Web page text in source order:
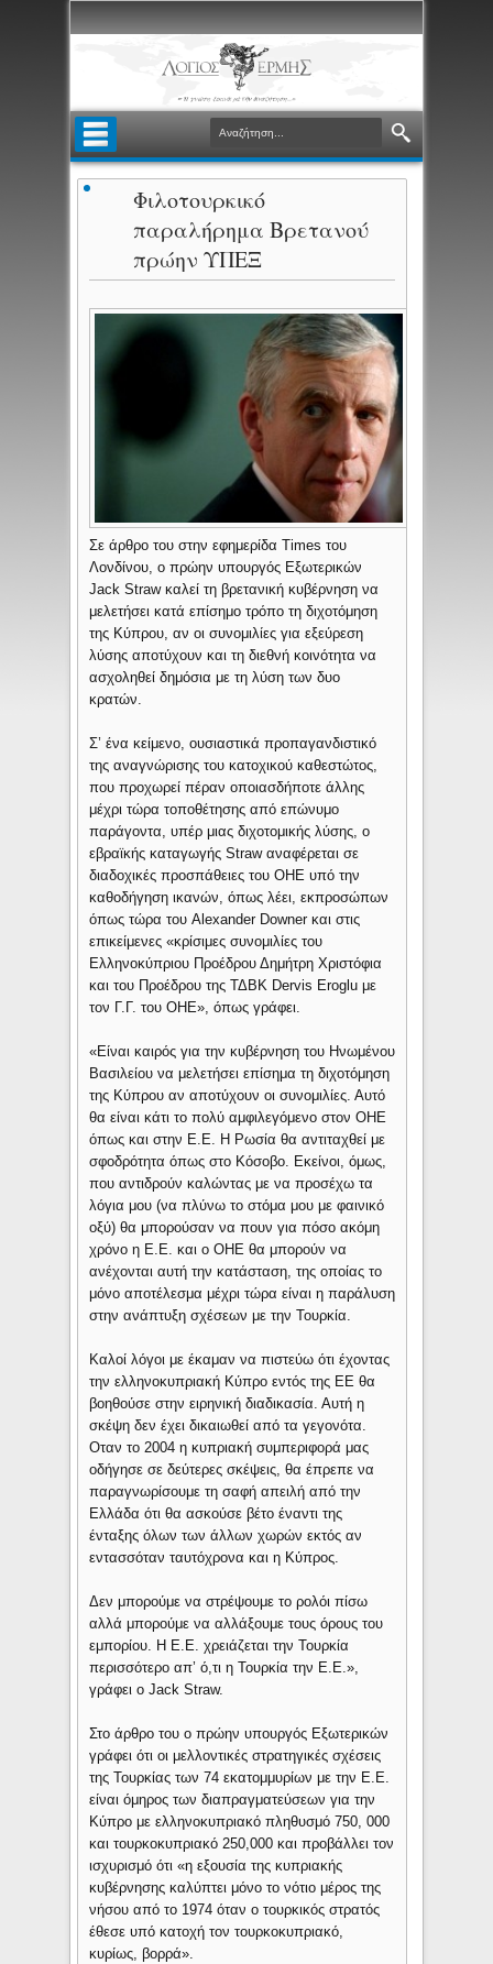
Φιλοτουρκικό
παραλήρημα Βρετανού
πρώην ΥΠΕΞ
Σε άρθρο του στην εφημερίδα Times του
Λονδίνου, ο πρώην υπουργός Εξωτερικών
Jack Straw καλεί τη βρετανική κυβέρνηση να
μελετήσει κατά επίσημο τρόπο τη διχοτόμηση
της Κύπρου, αν οι συνομιλίες για εξεύρεση
λύσης αποτύχουν και τη διεθνή κοινότητα να
ασχοληθεί δημόσια με τη λύση των δυο
κρατών.
Σ’ ένα κείμενο, ουσιαστικά προπαγανδιστικό
της αναγνώρισης του κατοχικού καθεστώτος,
που προχωρεί πέραν οποιασδήποτε άλλης
μέχρι τώρα τοποθέτησης από επώνυμο
παράγοντα, υπέρ μιας διχοτομικής λύσης, ο
εβραϊκής καταγωγής Straw αναφέρεται σε
διαδοχικές προσπάθειες του ΟΗΕ υπό την
καθοδήγηση ικανών, όπως λέει, εκπροσώπων
όπως τώρα του Alexander Downer και στις
επικείμενες «κρίσιμες συνομιλίες του
Ελληνοκύπριου Προέδρου Δημήτρη Χριστόφια
και του Προέδρου της ΤΔΒΚ Dervis Eroglu με
τον Γ.Γ. του ΟΗΕ», όπως γράφει.
«Είναι καιρός για την κυβέρνηση του Ηνωμένου
Βασιλείου να μελετήσει επίσημα τη διχοτόμηση
της Κύπρου αν αποτύχουν οι συνομιλίες. Αυτό
θα είναι κάτι το πολύ αμφιλεγόμενο στον ΟΗΕ
όπως και στην Ε.Ε. Η Ρωσία θα αντιταχθεί με
σφοδρότητα όπως στο Κόσοβο. Εκείνοι, όμως,
που αντιδρούν καλώντας με να προσέχω τα
λόγια μου (να πλύνω το στόμα μου με φαινικό
οξύ) θα μπορούσαν να πουν για πόσο ακόμη
χρόνο η Ε.Ε. και ο ΟΗΕ θα μπορούν να
ανέχονται αυτή την κατάσταση, της οποίας το
μόνο αποτέλεσμα μέχρι τώρα είναι η παράλυση
στην ανάπτυξη σχέσεων με την Τουρκία.
Καλοί λόγοι με έκαμαν να πιστεύω ότι έχοντας
την ελληνοκυπριακή Κύπρο εντός της ΕΕ θα
βοηθούσε στην ειρηνική διαδικασία. Αυτή η
σκέψη δεν έχει δικαιωθεί από τα γεγονότα.
Οταν το 2004 η κυπριακή συμπεριφορά μας
οδήγησε σε δεύτερες σκέψεις, θα έπρεπε να
παραγνωρίσουμε τη σαφή απειλή από την
Ελλάδα ότι θα ασκούσε βέτο έναντι της
ένταξης όλων των άλλων χωρών εκτός αν
εντασσόταν ταυτόχρονα και η Κύπρος.
Δεν μπορούμε να στρέψουμε το ρολόι πίσω
αλλά μπορούμε να αλλάξουμε τους όρους του
εμπορίου. Η Ε.Ε. χρειάζεται την Τουρκία
περισσότερο απ’ ό,τι η Τουρκία την Ε.Ε.»,
γράφει ο Jack Straw.
Στο άρθρο του ο πρώην υπουργός Εξωτερικών
γράφει ότι οι μελλοντικές στρατηγικές σχέσεις
της Τουρκίας των 74 εκατομμυρίων με την Ε.Ε.
είναι όμηρος των διαπραγματεύσεων για την
Κύπρο με ελληνοκυπριακό πληθυσμό 750, 000
και τουρκοκυπριακό 250,000 και προβάλλει τον
ισχυρισμό ότι «η εξουσία της κυπριακής
κυβέρνησης καλύπτει μόνο το νότιο μέρος της
νήσου από το 1974 όταν ο τουρκικός στρατός
έθεσε υπό κατοχή τον τουρκοκυπριακό,
κυρίως, βορρά».